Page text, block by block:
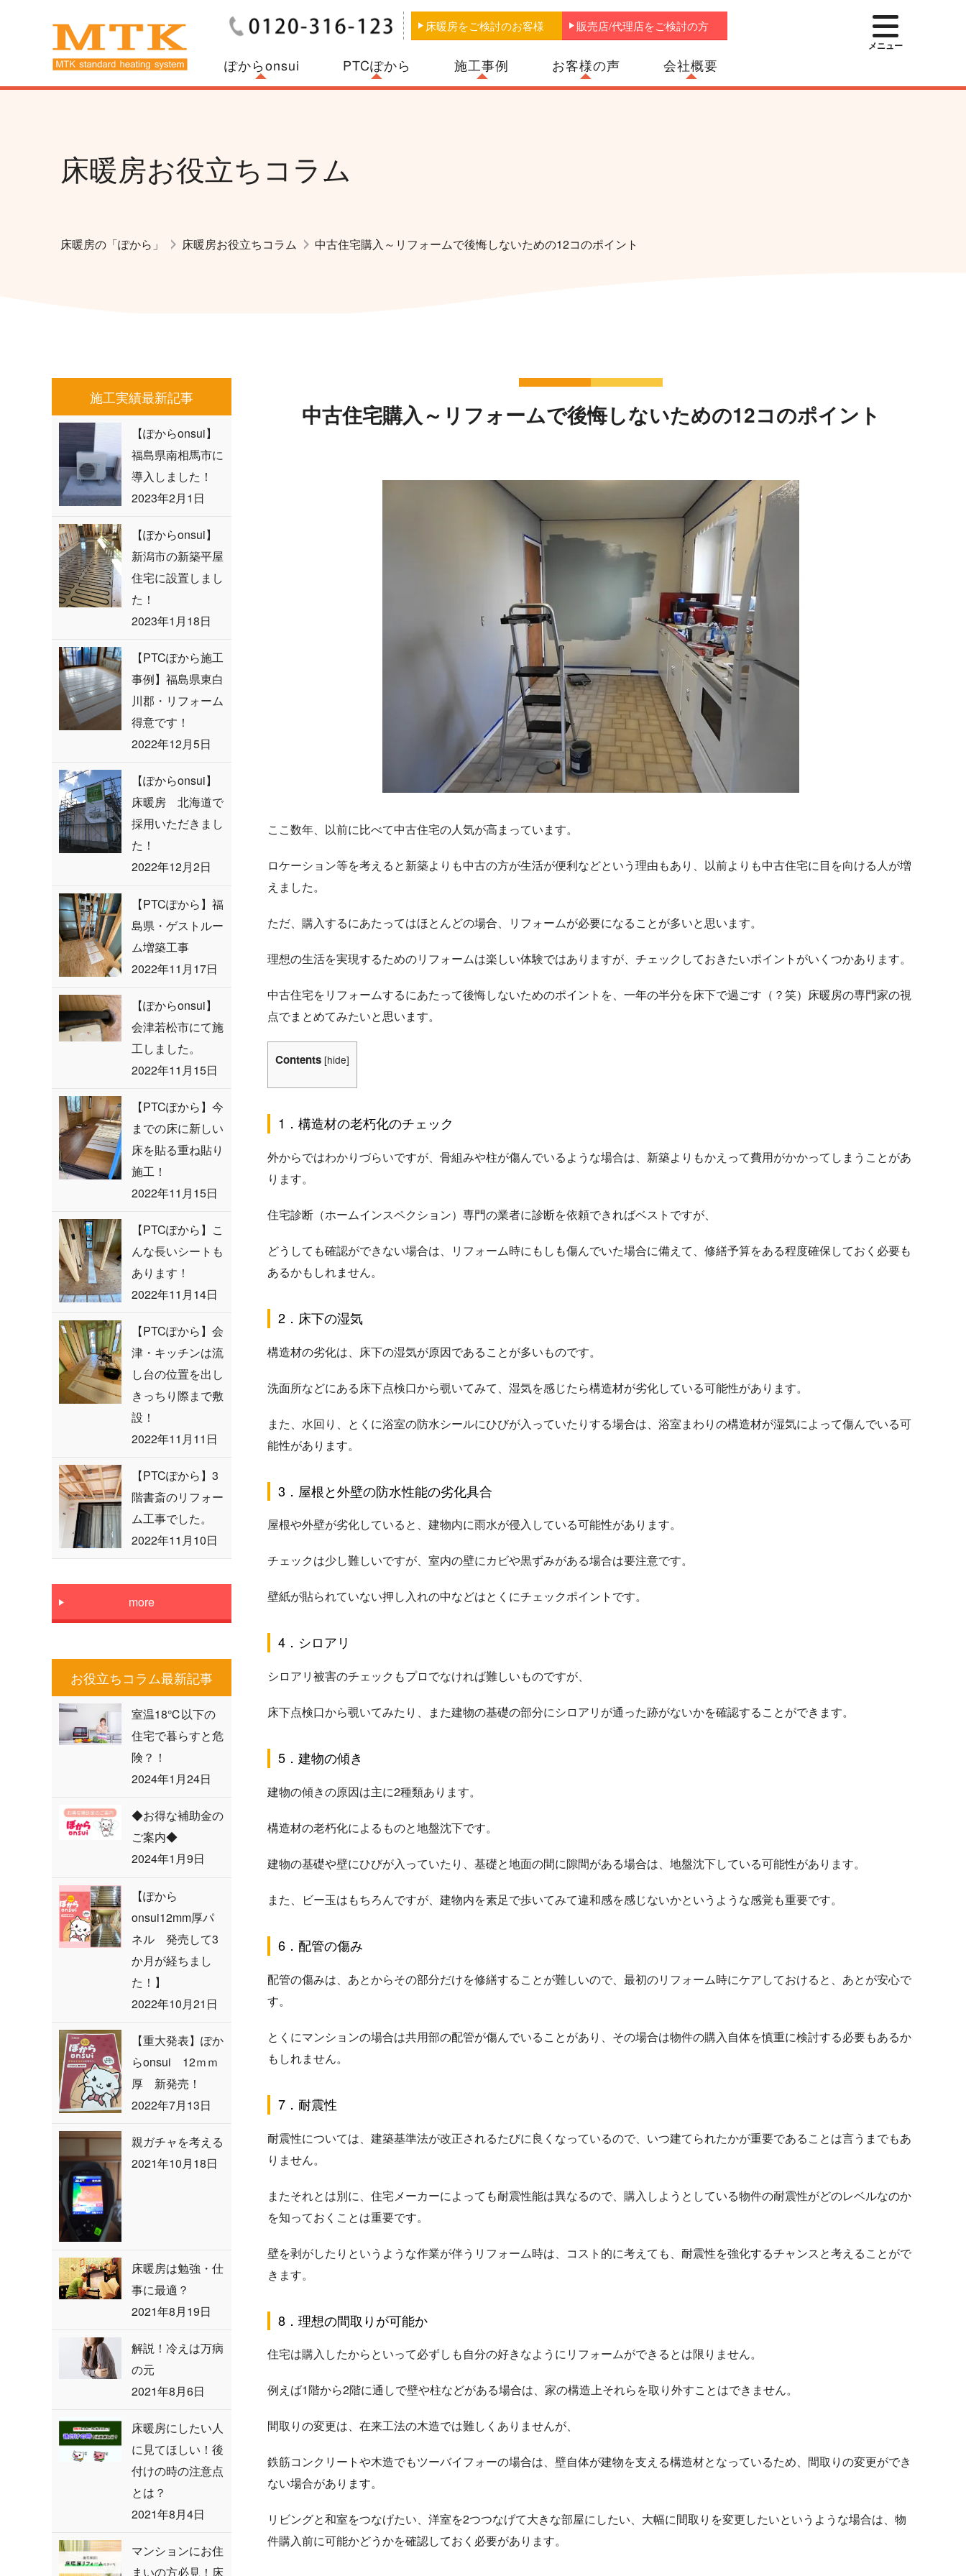
床暖房をご検討のお客様 販売店/代理店をご検討の方
ぽからonsui PTCぽから 施工事例 お客様の声 会社概要
床暖房お役立ちコラム
床暖房の「ぽから」 床暖房お役立ちコラム 中古住宅購入～リフォームで後悔しないための12コのポイント
中古住宅購入～リフォームで後悔しないための12コのポイント
ここ数年、以前に比べて中古住宅の人気が高まっています。
ロケーション等を考えると新築よりも中古の方が生活が便利などという理由もあり、以前よりも中古住宅に目を向ける人が増
えました。
ただ、購入するにあたってはほとんどの場合、リフォームが必要になることが多いと思います。
理想の生活を実現するためのリフォームは楽しい体験ではありますが、チェックしておきたいポイントがいくつかあります。
中古住宅をリフォームするにあたって後悔しないためのポイントを、 一年の半分を床下で過ごす（？笑）床暖房の専門家の視
点でまとめてみたいと思います。
Contents [hide]
1．構造材の老朽化のチェック
外からではわかりづらいですが、骨組みや柱が傷んでいるような場合は、新築よりもかえって費用がかかってしまうことがあ
ります。
住宅診断（ホームインスペクション）専門の業者に診断を依頼できればベストですが、
どうしても確認ができない場合は、リフォーム時にもしも傷んでいた場合に備えて、修繕予算をある程度確保しておく必要も
あるかもしれません。
2．床下の湿気
構造材の劣化は、床下の湿気が原因であることが多いものです。
洗面所などにある床下点検口から覗いてみて、湿気を感じたら構造材が劣化している可能性があります。
また、水回り、とくに浴室の防水シールにひびが入っていたりする場合は、浴室まわりの構造材が湿気によって傷んでいる可
能性があります。
3．屋根と外壁の防水性能の劣化具合
屋根や外壁が劣化していると、建物内に雨水が侵入している可能性があります。
チェックは少し難しいですが、室内の壁にカビや黒ずみがある場合は要注意です。
壁紙が貼られていない押し入れの中などはとくにチェックポイントです。
4．シロアリ
シロアリ被害のチェックもプロでなければ難しいものですが、
床下点検口から覗いてみたり、また建物の基礎の部分にシロアリが通った跡がないかを確認することができます。
5．建物の傾き
建物の傾きの原因は主に2種類あります。
構造材の老朽化によるものと地盤沈下です。
建物の基礎や壁にひびが入っていたり、基礎と地面の間に隙間がある場合は、地盤沈下している可能性があります。
また、ビー玉はもちろんですが、建物内を素足で歩いてみて違和感を感じないかというような感覚も重要です。
6．配管の傷み
配管の傷みは、あとからその部分だけを修繕することが難しいので、最初のリフォーム時にケアしておけると、あとが安心で
す。
とくにマンションの場合は共用部の配管が傷んでいることがあり、その場合は物件の購入自体を慎重に検討する必要もあるか
もしれません。
7．耐震性
耐震性については、建築基準法が改正されるたびに良くなっているので、いつ建てられたかが重要であることは言うまでもあ
りません。
またそれとは別に、住宅メーカーによっても耐震性能は異なるので、購入しようとしている物件の耐震性がどのレベルなのか
を知っておくことは重要です。
壁を剥がしたりというような作業が伴うリフォーム時は、コスト的に考えても、耐震性を強化するチャンスと考えることがで
きます。
8．理想の間取りが可能か
住宅は購入したからといって必ずしも自分の好きなようにリフォームができるとは限りません。
例えば1階から2階に通しで壁や柱などがある場合は、家の構造上それらを取り外すことはできません。
間取りの変更は、在来工法の木造では難しくありませんが、
鉄筋コンクリートや木造でもツーバイフォーの場合は、壁自体が建物を支える構造材となっているため、間取りの変更ができ
ない場合があります。
リビングと和室をつなげたい、洋室を2つつなげて大きな部屋にしたい、大幅に間取りを変更したいというような場合は、物
件購入前に可能かどうかを確認しておく必要があります。
施工実績最新記事
【ぽからonsui】
福島県南相馬市に
導入しました！
2023年2月1日
【ぽからonsui】
新潟市の新築平屋
住宅に設置しまし
た！
2023年1月18日
【PTCぽから施工
事例】福島県東白
川郡・リフォーム
得意です！
2022年12月5日
【ぽからonsui】
床暖房 北海道で
採用いただきまし
た！
2022年12月2日
【PTCぽから】福
島県・ゲストルー
ム増築工事
2022年11月17日
【ぽからonsui】
会津若松市にて施
工しました。
2022年11月15日
【PTCぽから】今
までの床に新しい
床を貼る重ね貼り
施工！
2022年11月15日
【PTCぽから】こ
んな長いシートも
あります！
2022年11月14日
【PTCぽから】会
津・キッチンは流
し台の位置を出し
きっちり際まで敷
設！
2022年11月11日
【PTCぽから】3
階書斎のリフォー
ム工事でした。
2022年11月10日
more
お役立ちコラム最新記事
室温18℃以下の
住宅で暮らすと危
険？！
2024年1月24日
◆お得な補助金の
ご案内◆
2024年1月9日
【ぽから
onsui12mm厚パ
ネル 発売して3
か月が経ちまし
た！】
2022年10月21日
【重大発表】ぽか
らonsui 12ｍｍ
厚 新発売！
2022年7月13日
親ガチャを考える
2021年10月18日
床暖房は勉強・仕
事に最適？
2021年8月19日
解説！冷えは万病
の元
2021年8月6日
床暖房にしたい人
に見てほしい！後
付けの時の注意点
とは？
2021年8月4日
マンションにお住
まいの方必見！床
メニュー